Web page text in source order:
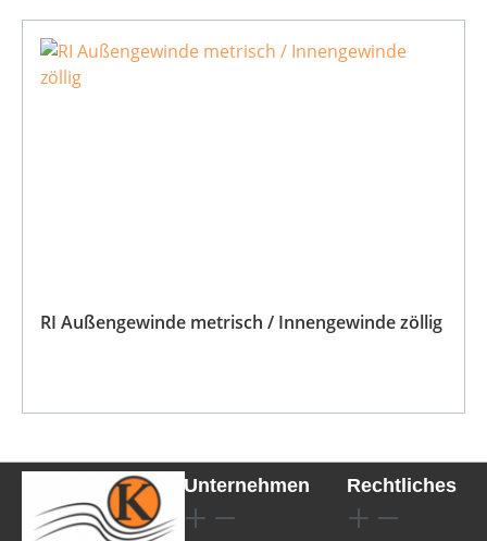
RI Außengewinde metrisch / Innengewinde zöllig
Unternehmen Rechtliches